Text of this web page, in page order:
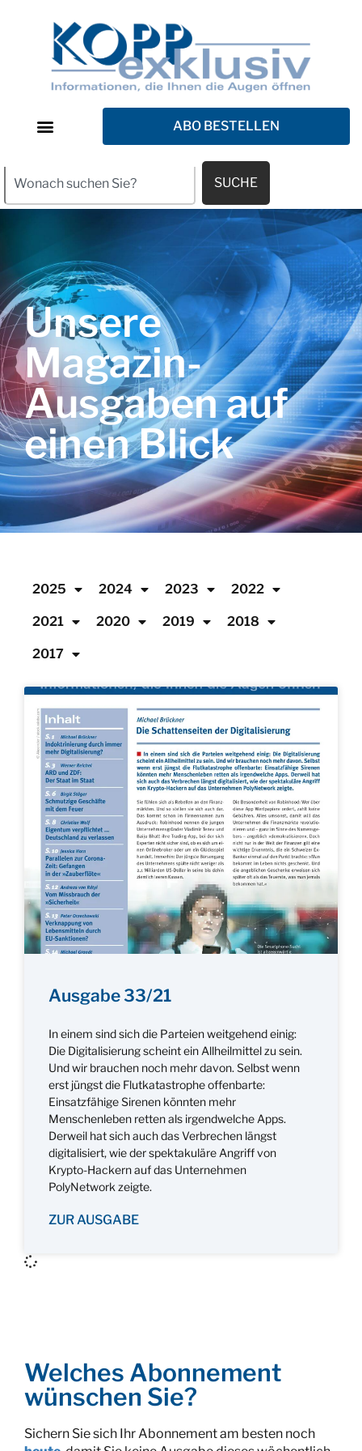
ABO BESTELLEN
SUCHE
Unsere
Magazin-
Ausgaben auf
einen Blick
2025 2024 2023 2022
2021 2020 2019 2018
2017
Ausgabe 33/21
In einem sind sich die Parteien weitgehend einig:
Die Digitalisierung scheint ein Allheilmittel zu sein.
Und wir brauchen noch mehr davon. Selbst wenn
erst jüngst die Flutkatastrophe offenbarte:
Einsatzfähige Sirenen könnten mehr
Menschenleben retten als irgendwelche Apps.
Derweil hat sich auch das Verbrechen längst
digitalisiert, wie der spektakuläre Angriff von
Krypto-Hackern auf das Unternehmen
PolyNetwork zeigte.
ZUR AUSGABE
Welches Abonnement
wünschen Sie?
Sichern Sie sich Ihr Abonnement am besten noch